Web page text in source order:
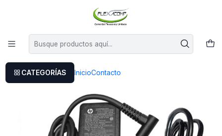
CATEGORÍAS InicioContacto
Este es el texto del slide